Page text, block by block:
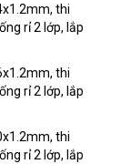
thi
rỉ 2 lớp, lắp
thi
rỉ 2 lớp, lắp
thi
rỉ 2 lớp, lắp